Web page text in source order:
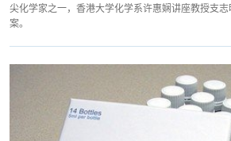
尖化学家之一，香港大学化学系许惠娴讲座教授支
案。